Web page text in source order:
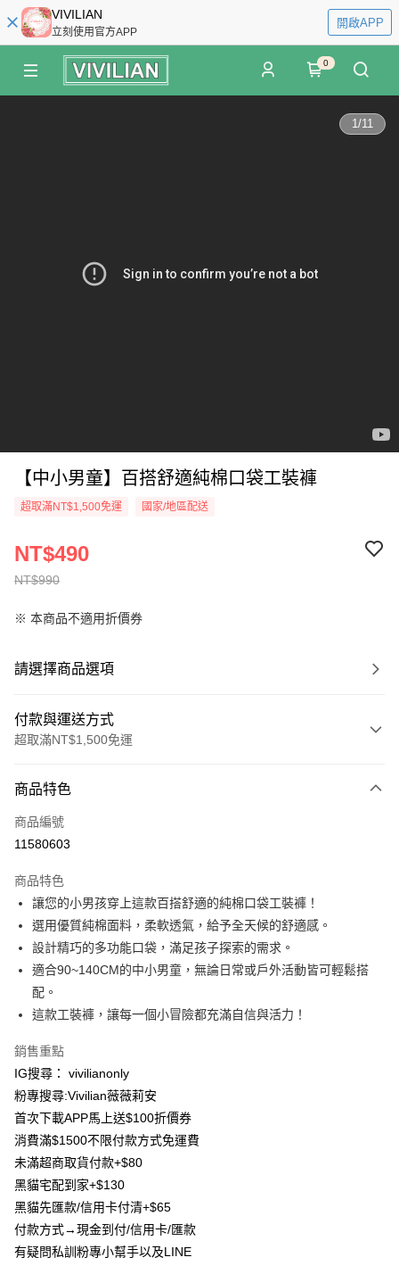
VIVILIAN
立刻使用官方APP
開啟APP
0
1/11
【中小男童】百搭舒適純棉口袋工裝褲
超取滿NT$1,500免運 國家/地區配送
NT$990
NT$490
※ 本商品不適用折價券
請選擇商品選項
付款與運送方式
超取滿NT$1,500免運
信用卡一次付款
信用卡分期付款
合作金庫商業銀行
華南商業銀行
彰化商業銀行
上海商業儲蓄銀行
台北富邦商業銀行
國泰世華商業銀行
兆豐國際商業銀行
臺灣中小企業銀行
台中商業銀行
聯邦商業銀行
元大商業銀行
永豐商業銀行
台新國際商業銀行
台灣樂天信用卡公司
超商取貨付款
LINE Pay
Apple Pay
街口支付
Google Pay
大哥付你分期
相關說明
【大哥付你分期使用說明】
2.付款方式選擇「大哥付你分期」，訂單成立後會自動跳轉到大哥付的交易
流程，驗證手機門號後，選擇欲分期的期數、繳款截止日，確認付款後即完
成交易。
3.實際核准額度、可分期數及費用金額請依後續交易確認頁面所載為準。
4.訂單成立30分鐘內，如未前往確認交易或遇審核未通過，訂單將自動取
消。如遇「轉專審核」未通過狀況，表示未達大哥付你分期系統評分，恕無
AFTEE先享後付
相關說明
【關於「AFTEE先享後付」】
AFTEE先享後付是「在收到商品之後才付款」的支付方式。 讓您購物簡單
便利好安心！
１．簡單：不需註冊會員、不需綁卡、不需儲值。
２．便利：只要手機號碼，簡訊認證，即可結帳。
ATM付款
貨到付款
商品特色
商品編號
11580603
商品特色
讓您的小男孩穿上這款百搭舒適的純棉口袋工裝褲！
選用優質純棉面料，柔軟透氣，給予全天候的舒適感。
設計精巧的多功能口袋，滿足孩子探索的需求。
適合90~140CM的中小男童，無論日常或戶外活動皆可輕鬆搭
配。
這款工裝褲，讓每一個小冒險都充滿自信與活力！
銷售重點
IG搜尋： vivilianonly
粉專搜尋:Vivilian薇薇莉安
首次下載APP馬上送$100折價券
消費滿$1500不限付款方式免運費
未滿超商取貨付款+$80
黑貓宅配到家+$130
黑貓先匯款/信用卡付清+$65
付款方式→現金到付/信用卡/匯款
有疑問私訓粉專小幫手以及LINE